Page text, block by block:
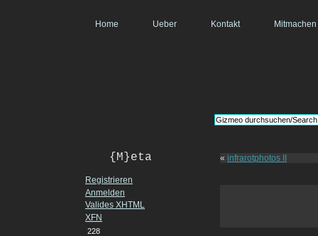
Home Ueber Kontakt Mitmachen
{M}eta
Registrieren
Anmelden
Valides XHTML
XFN
228
« infrarotphotos II